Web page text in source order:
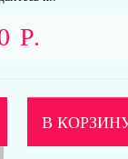
Р.
В